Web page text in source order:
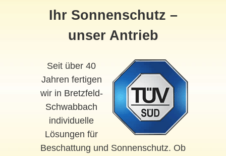
Ihr Sonnenschutz –
unser Antrieb
Seit über 40
Jahren fertigen
wir in Bretzfeld-
Schwabbach
individuelle
Lösungen für
Beschattung und Sonnenschutz. Ob